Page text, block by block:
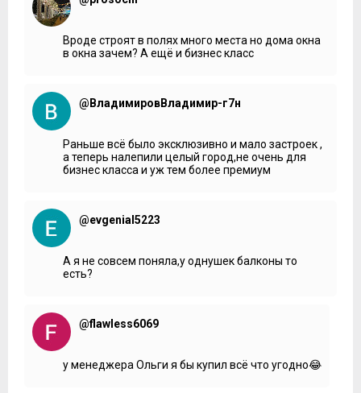
Вроде строят в полях много места но дома окна
в окна зачем? А ещё и бизнес класс
@ВладимировВладимир-г7н
Раньше всё было эксклюзивно и мало застроек ,
а теперь налепили целый город,не очень для
бизнес класса и уж тем более премиум
@evgenial5223
А я не совсем поняла,у однушек балконы то
есть?
@flawless6069
у менеджера Ольги я бы купил всё что угодно😂